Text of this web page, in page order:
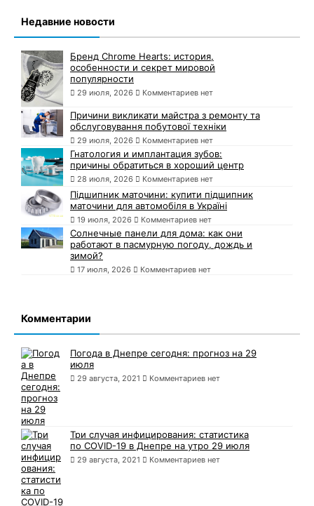
Недавние новости
Бренд Chrome Hearts: история,
особенности и секрет мировой
популярности
29 июля, 2026 Комментариев нет
Причини викликати майстра з ремонту та
обслуговування побутової техніки
29 июля, 2026 Комментариев нет
Гнатология и имплантация зубов:
причины обратиться в хороший центр
28 июля, 2026 Комментариев нет
Підшипник маточини: купити підшипник
маточини для автомобіля в Україні
19 июля, 2026 Комментариев нет
Солнечные панели для дома: как они
работают в пасмурную погоду, дождь и
зимой?
17 июля, 2026 Комментариев нет
Комментарии
Погода в Днепре сегодня: прогноз на 29
июля
29 августа, 2021 Комментариев нет
Три случая инфицирования: статистика
по COVID-19 в Днепре на утро 29 июля
29 августа, 2021 Комментариев нет